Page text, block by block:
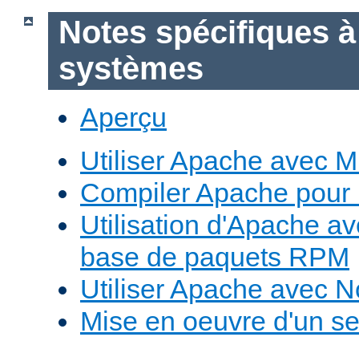
Notes spécifiques
systèmes
Aperçu
Utiliser Apache avec
Compiler Apache
Utilisation d'Apache
base de paquets RPM
Utiliser Apache avec
Mise en oeuvre d'un